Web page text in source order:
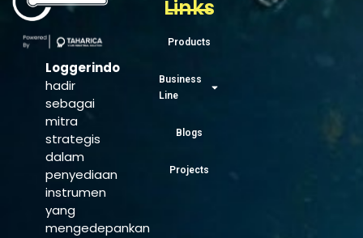
Loggerindo
hadir
sebagai
mitra
strategis
dalam
penyediaan
instrumen
yang
mengedepankan
Links
Products
Business
Line
Blogs
Projects